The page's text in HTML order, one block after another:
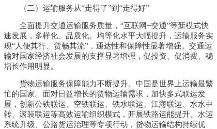
（二）运输服务从“走得了”到“走得好”
全面提升交通运输服务质量，“互联网+交通”等新模式快
速发展，多样化、品质化、均等化水平大幅提升，运输服务实
现“人便其行、货畅其流”，通达性和保障性显著增强。交通运
输对国家经济社会发展的支撑显著增强，促投资、促消费、稳
增长作用明显。
货物运输服务保障能力不断提升。中国是世界上运输最繁
忙的国家。面对日益增长的货物运输需求，加快多式联运发
展，创新公铁联运、空铁联运、铁水联运、江海联运、水水中
转、滚装联运等高效运输组织模式，开展铁路运能提升、水运
系统升级、公路货运治理等专项行动，货物运输结构持续优